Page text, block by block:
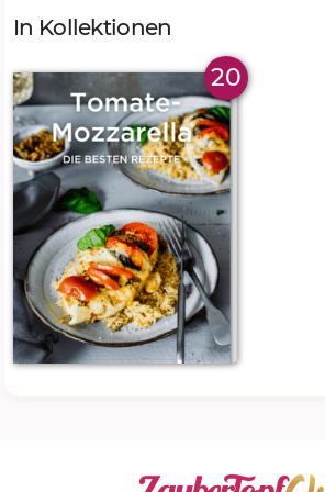
In Kollektionen
20